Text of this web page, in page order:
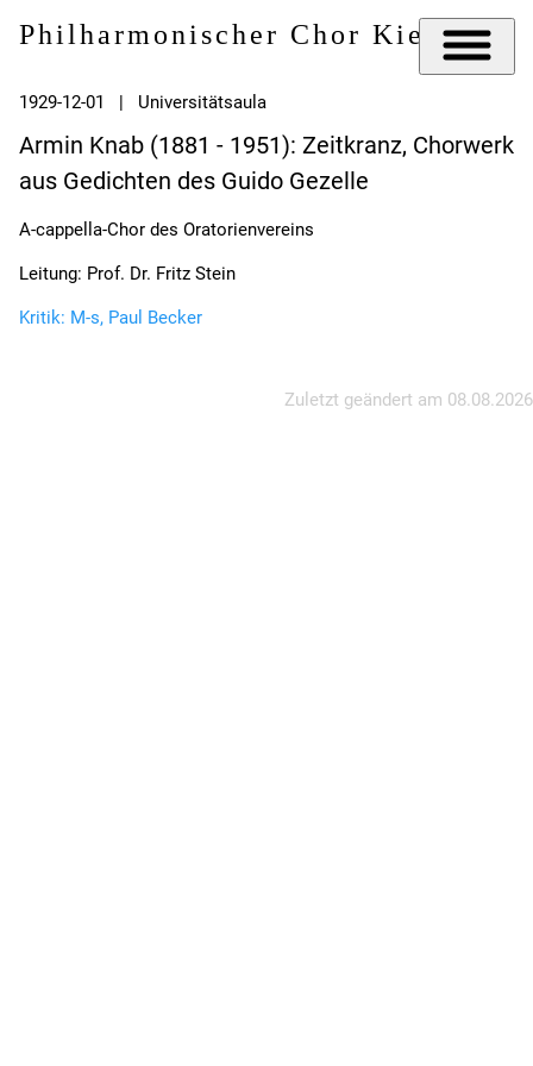
Philharmonischer Chor Kiel e.V.
1929-12-01 | Universitätsaula
Armin Knab (1881 - 1951): Zeitkranz, Chorwerk
aus Gedichten des Guido Gezelle
A-cappella-Chor des Oratorienvereins
Leitung: Prof. Dr. Fritz Stein
Kritik: M-s, Paul Becker
Zuletzt geändert am 08.08.2026